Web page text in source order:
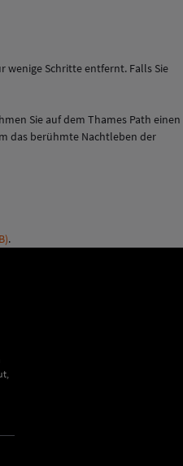
wenige Schritte entfernt. Falls Sie
Sie auf dem Thames Path einen
das berühmte Nachtleben der
.